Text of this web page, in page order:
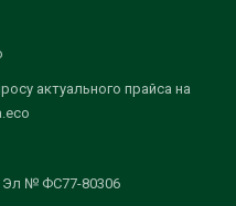
актуального прайса на
Эл № ФС77-80306